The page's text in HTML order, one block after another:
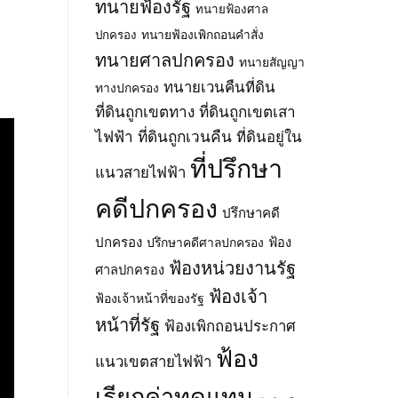
ทนายฟ้องรัฐ ทนายฟ้องศาล
ปกครอง ทนายฟ้องเพิกถอนคำสั่ง
ทนายศาลปกครอง ทนายสัญญา
ทางปกครอง ทนายเวนคืนที่ดิน
ที่ดินถูกเขตทาง ที่ดินถูกเขตเสา
ไฟฟ้า ที่ดินถูกเวนคืน ที่ดินอยู่ใน
แนวสายไฟฟ้า ที่ปรึกษา
คดีปกครอง ปรึกษาคดี
ปกครอง ปรึกษาคดีศาลปกครอง ฟ้อง
ศาลปกครอง ฟ้องหน่วยงานรัฐ
ฟ้องเจ้าหน้าที่ของรัฐ ฟ้องเจ้า
หน้าที่รัฐ ฟ้องเพิกถอนประกาศ
แนวเขตสายไฟฟ้า ฟ้อง